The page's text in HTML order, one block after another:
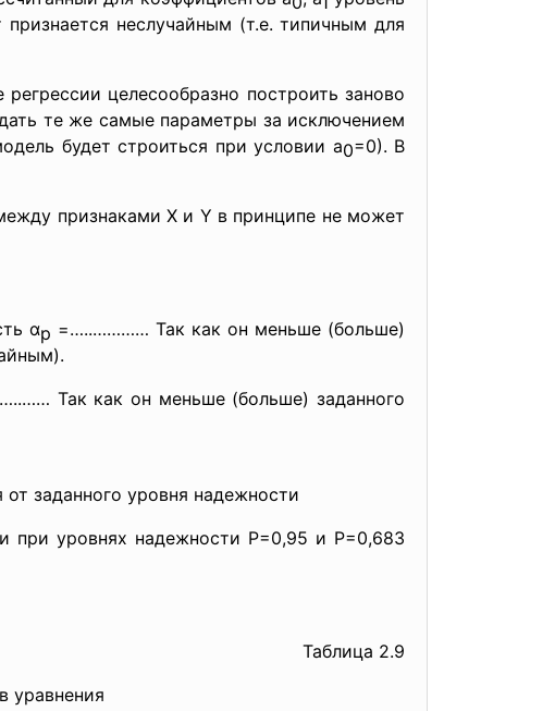
неслучайным (т.е. типичным для
регрессии целесообразно построить заново
те же самые параметры за исключением
будет строиться при условии а0=0). В
признаками X и Y в принципе не может
αр =…..………… Так как он меньше (больше)
Так как он меньше (больше) заданного
заданного уровня надежности
при уровнях надежности Р=0,95 и Р=0,683
Таблица 2.9
уравнения